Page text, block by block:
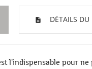
DÉTAILS
l'indispensable pour